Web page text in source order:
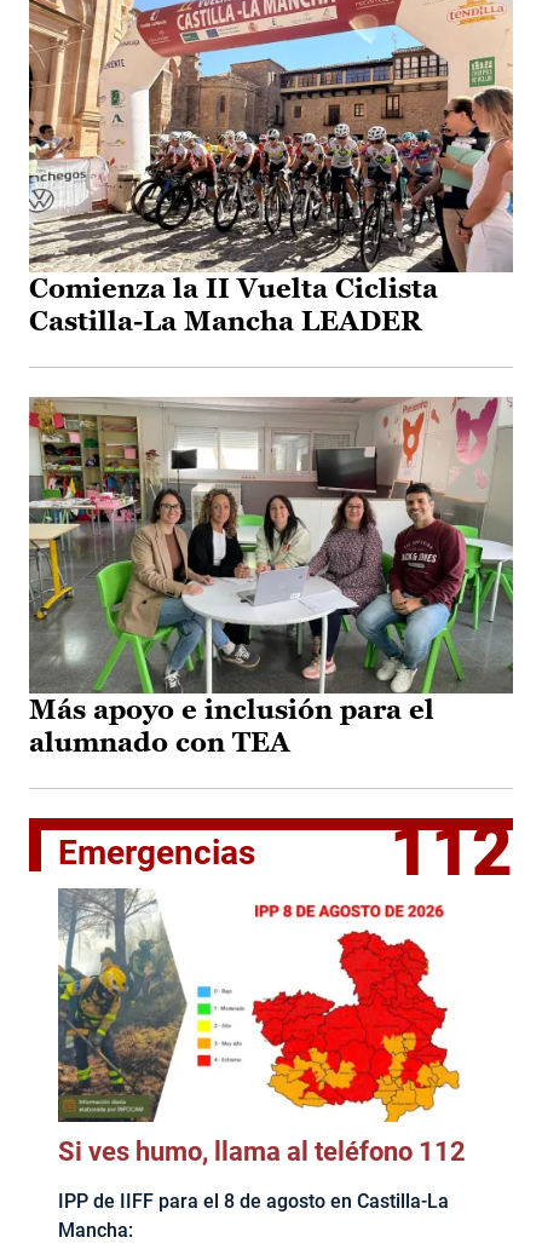
Comienza la II Vuelta Ciclista
Castilla-La Mancha LEADER
Más apoyo e inclusión para el
alumnado con TEA
Emergencias 112
Si ves humo, llama al teléfono 112
IPP de IIFF para el 8 de agosto en Castilla-La
Mancha: